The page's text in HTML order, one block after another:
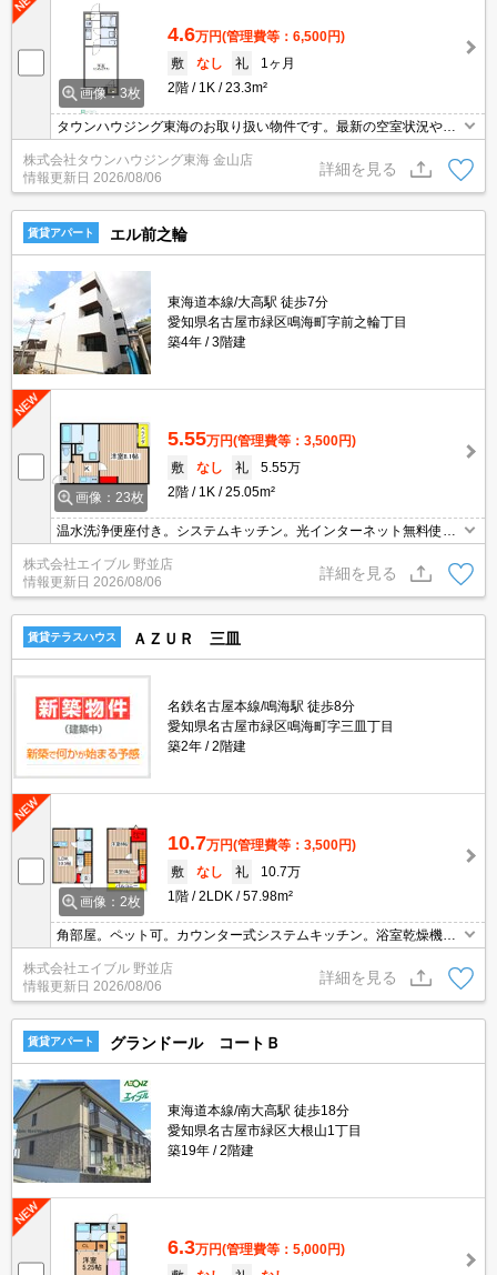
画像：3枚
4.6万円(管理費等：6,500円)
敷
なし 礼
1ヶ月
2階
1K 23.3m²
タウンハウジング東海のお取り扱い物件です。最新の空室状況やの
詳細などお気軽にお問い合わせ下さい。
株式会社タウンハウジング東海 金山店
情報更新日 2026/08/06
詳細を見る
賃貸アパート エル前之輪
東海道本線/大高駅 徒歩7分
愛知県名古屋市緑区鳴海町字前之輪丁目
築4年
3階建
画像：23枚
5.55万円(管理費等：3,500円)
敷
なし 礼
5.55万
2階
1K 25.05m²
温水洗浄便座付き。システムキッチン。光インターネット無料使い
放題。浴室乾燥機付。エアコン付き。エントランスオートロック。
宅配ボックスあり。追い焚き機能付きバス。
株式会社エイブル 野並店
情報更新日 2026/08/06
詳細を見る
賃貸テラスハウス ＡＺＵＲ 三皿
名鉄名古屋本線/鳴海駅 徒歩8分
愛知県名古屋市緑区鳴海町字三皿丁目
築2年
2階建
画像：2枚
10.7万円(管理費等：3,500円)
敷
なし 礼
10.7万
1階
2LDK 57.98m²
角部屋。ペット可。カウンター式システムキッチン。浴室乾燥機、
室内物干し付きで雨の日も安心です。追い焚き機能付きバス。洗面
化粧台付き。ウォークインクローゼット付き。インターネット無
料。
株式会社エイブル 野並店
情報更新日 2026/08/06
詳細を見る
賃貸アパート グランドール コートＢ
東海道本線/南大高駅 徒歩18分
愛知県名古屋市緑区大根山1丁目
築19年
2階建
6.3万円(管理費等：5,000円)